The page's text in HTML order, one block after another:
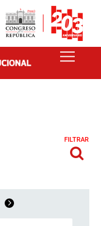
FILTRAR